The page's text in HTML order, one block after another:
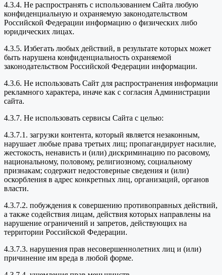
4.3.4. Не распространять с использованием Сайта любую
конфиденциальную и охраняемую законодательством
Российской Федерации информацию о физических либо
юридических лицах.
4.3.5. Избегать любых действий, в результате которых может
быть нарушена конфиденциальность охраняемой
законодательством Российской Федерации информации.
4.3.6. Не использовать Сайт для распространения информации
рекламного характера, иначе как с согласия Администрации
сайта.
4.3.7. Не использовать сервисы Сайта с целью:
4.3.7.1. загрузки контента, который является незаконным,
нарушает любые права третьих лиц; пропагандирует насилие,
жестокость, ненависть и (или) дискриминацию по расовому,
национальному, половому, религиозному, социальному
признакам; содержит недостоверные сведения и (или)
оскорбления в адрес конкретных лиц, организаций, органов
власти.
4.3.7.2. побуждения к совершению противоправных действий,
а также содействия лицам, действия которых направлены на
нарушение ограничений и запретов, действующих на
территории Российской Федерации.
4.3.7.3. нарушения прав несовершеннолетних лиц и (или)
причинение им вреда в любой форме.